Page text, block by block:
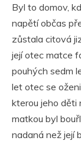
Byl to domov,
napětí občas
zůstala citová
její otec matce
pouhých sedm
let otec se
kterou jeho děti
matkou byl
nadaná než její